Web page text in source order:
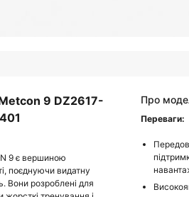
9 DZ2617-
401
9 є вершиною
поєднуючи видатну
Вони розроблені для
Про
Переваги: